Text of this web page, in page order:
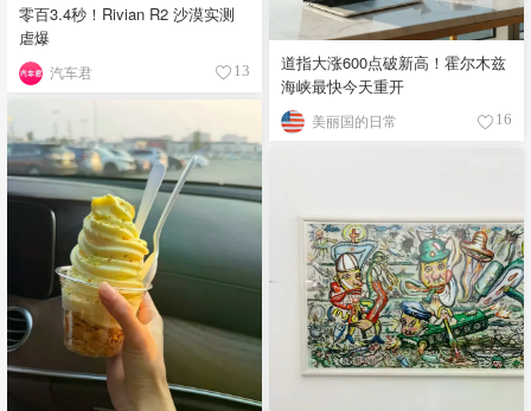
道指大涨600点破新高！霍尔木兹
海峡最快今天重开
美丽国的日常 16
零百3.4秒！Rivian R2 沙漠实测
虐爆
汽车君 13